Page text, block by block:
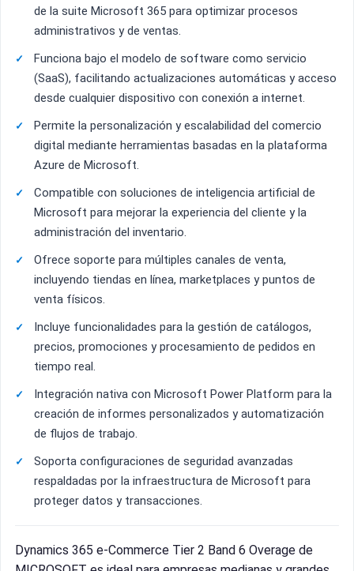
de la suite Microsoft 365 para optimizar procesos
administrativos y de ventas.
Funciona bajo el modelo de software como servicio
(SaaS), facilitando actualizaciones automáticas y acceso
desde cualquier dispositivo con conexión a internet.
Permite la personalización y escalabilidad del comercio
digital mediante herramientas basadas en la plataforma
Azure de Microsoft.
Compatible con soluciones de inteligencia artificial de
Microsoft para mejorar la experiencia del cliente y la
administración del inventario.
Ofrece soporte para múltiples canales de venta,
incluyendo tiendas en línea, marketplaces y puntos de
venta físicos.
Incluye funcionalidades para la gestión de catálogos,
precios, promociones y procesamiento de pedidos en
tiempo real.
Integración nativa con Microsoft Power Platform para la
creación de informes personalizados y automatización
de flujos de trabajo.
Soporta configuraciones de seguridad avanzadas
respaldadas por la infraestructura de Microsoft para
proteger datos y transacciones.
Dynamics 365 e-Commerce Tier 2 Band 6 Overage de